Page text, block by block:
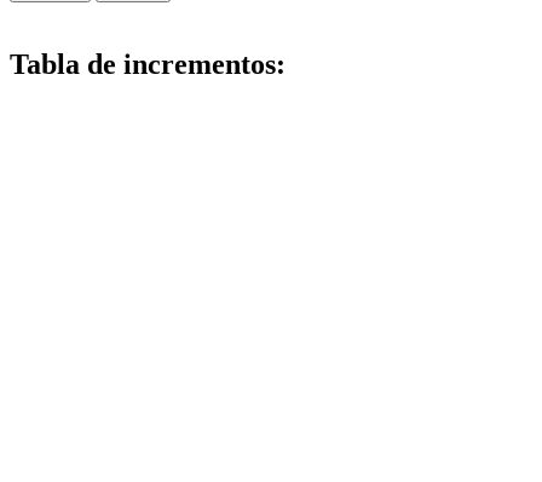
Tabla de incrementos: